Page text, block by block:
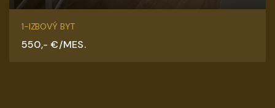
Sadová, Senica
1-IZBOVÝ BYT
550,- €/MES.